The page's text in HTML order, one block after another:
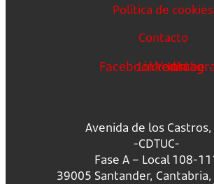
Política de cookies
Contacto
FacebookLinkedin
Youtube
Avenida de los
-CDTUC-
Fase A – Local 108-
39005 Santander, Cantabria,